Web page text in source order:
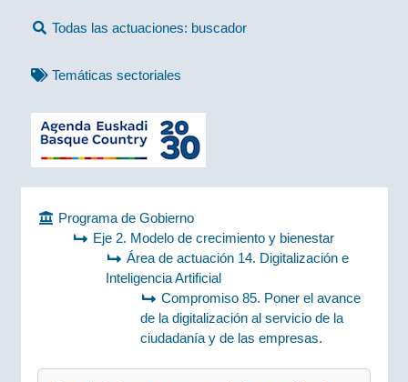
Todas las actuaciones: buscador
Temáticas sectoriales
Programa de Gobierno
Eje 2. Modelo de crecimiento y bienestar
Área de actuación 14. Digitalización e
Inteligencia Artificial
Compromiso 85. Poner el avance
de la digitalización al servicio de la
ciudadanía y de las empresas.